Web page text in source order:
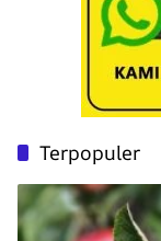
Terpopuler